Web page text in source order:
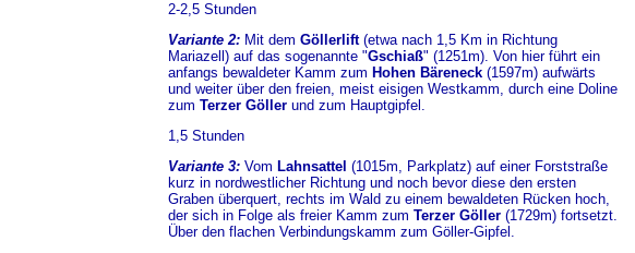
2-2,5 Stunden
Variante 2: Mit dem Göllerlift(etwa nach 1,5 Km in Richtung
Mariazell) auf das sogenannte "Gschiaß" (1251m). Von hier führt ein
anfangs bewaldeter Kamm zum Hohen Bäreneck(1597m) aufwärts
und weiter über den freien, meist eisigen Westkamm, durch eine Doline
zum Terzer Göllerund zum Hauptgipfel.
1,5 Stunden
Variante 3:Vom Lahnsattel (1015m, Parkplatz) auf einer Forststraße
kurz in nordwestlicher Richtung und noch bevor diese den ersten
Graben überquert, rechts im Wald zu einem bewaldeten Rücken hoch,
der sich in Folge als freier Kamm zum Terzer Göller(1729m) fortsetzt.
Über den flachen Verbindungskamm zum Göller-Gipfel.